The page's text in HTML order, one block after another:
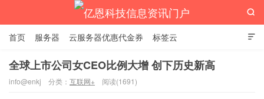

首页 服务器 云服务器优惠代金券 标签云

全球上市公司女CEO比例大增 创下历史新高
info@enkj 分类： 互联网+ 阅读(1691)